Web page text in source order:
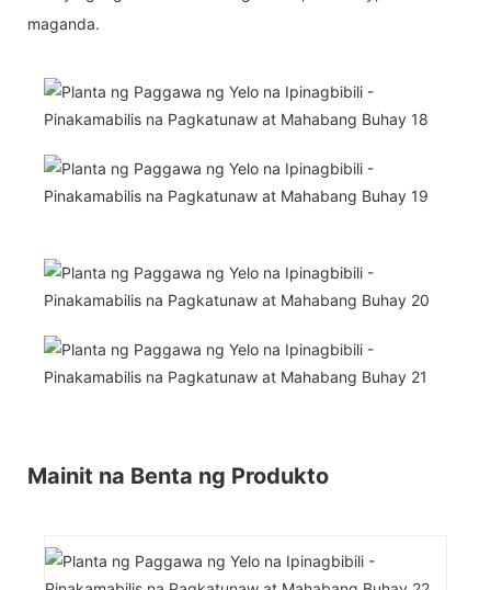
maganda.
Mainit na Benta ng Produkto